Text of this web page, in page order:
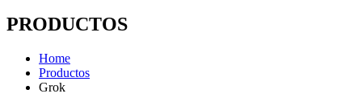
PRODUCTOS
Home
Productos
Grok